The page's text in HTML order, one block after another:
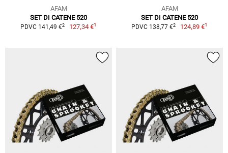
AFAM
SET DI CATENE 520
PDVC 141,49 €2 127,34 €1
AFAM
SET DI CATENE 520
PDVC 138,77 €2 124,89 €1